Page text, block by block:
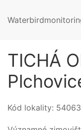
TICHÁ
Kód lokality: 54063